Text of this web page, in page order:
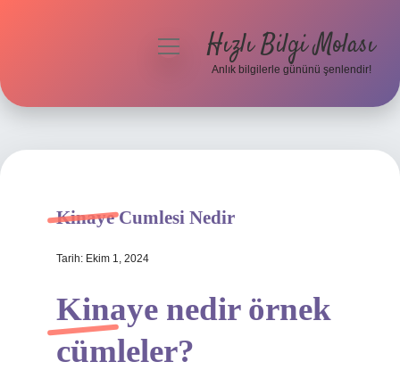
Hakkımızda
menüyüHızlı Bilgi Molası
Anlık bilgilerle gününü şenlendir!
Kinaye Cumlesi Nedir
Tarih: Ekim 1, 2024
Kinaye nedir örnek
cümleler?